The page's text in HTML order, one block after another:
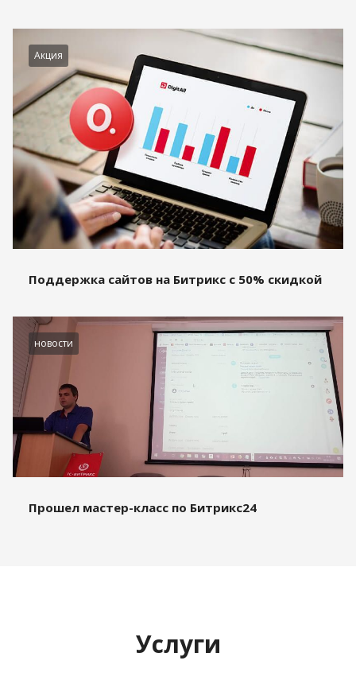
Акция
Поддержка сайтов на Битрикс с 50% скидкой
новости
Прошел мастер-класс по Битрикс24
Услуги